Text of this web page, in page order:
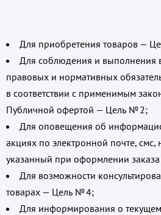
Для приобретения товаров —
Для соблюдения и выполнения
правовых и нормативных
в соответствии с применимым
Публичной офертой — Цель № 2;
Для оповещения об
акциях по электронной почте,
указанный при оформлении
Для возможности
товарах — Цель № 4;
Для информирования о текущем